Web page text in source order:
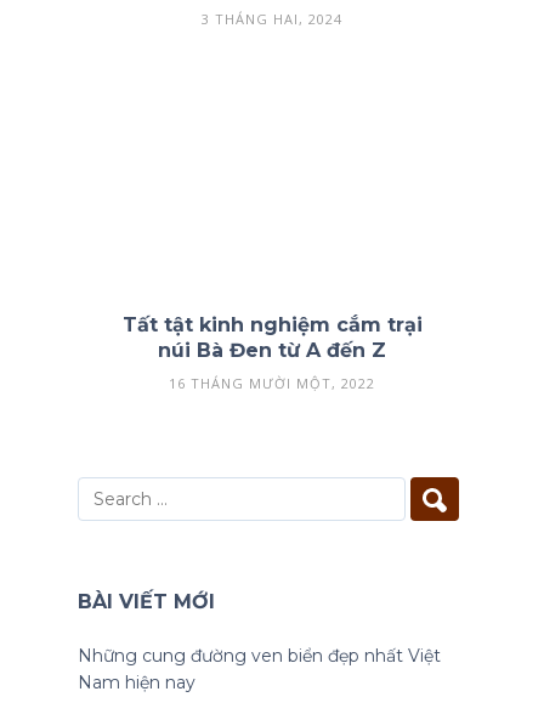
3 THÁNG HAI, 2024
Tất tật kinh nghiệm cắm trại
núi Bà Đen từ A đến Z
16 THÁNG MƯỜI MỘT, 2022
BÀI VIẾT MỚI
Những cung đường ven biển đẹp nhất Việt
Nam hiện nay